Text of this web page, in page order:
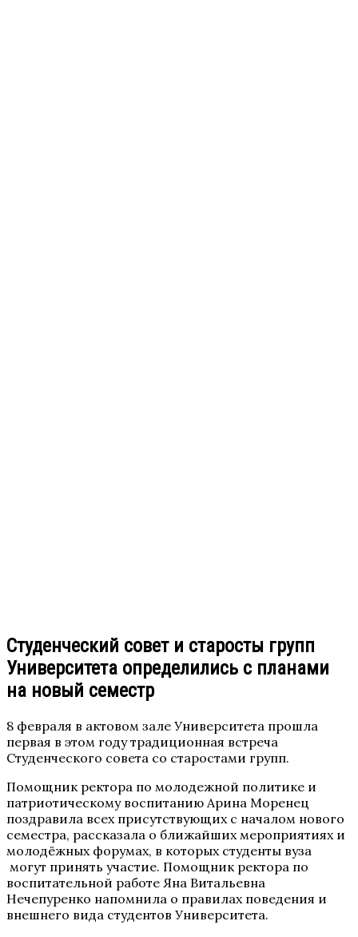
Студенческий совет и старосты групп
Университета определились с планами
на новый семестр
8 февраля в актовом зале Университета прошла
первая в этом году традиционная встреча
Студенческого совета со старостами групп.
Помощник ректора по молодежной политике и
патриотическому воспитанию Арина Моренец
поздравила всех присутствующих с началом нового
семестра, рассказала о ближайших мероприятиях и
молодёжных форумах, в которых студенты вуза
могут принять участие. Помощник ректора по
воспитательной работе Яна Витальевна
Нечепуренко напомнила о правилах поведения и
внешнего вида студентов Университета.